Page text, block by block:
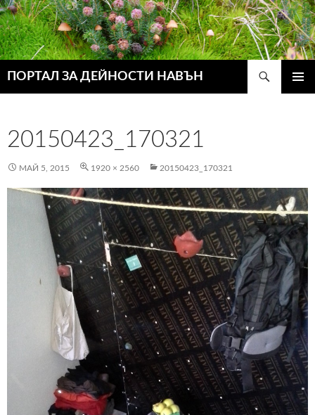
ПОРТАЛ ЗА ДЕЙНОСТИ НАВЪН
20150423_170321
МАЙ 5, 2015 1920 × 2560 20150423_170321